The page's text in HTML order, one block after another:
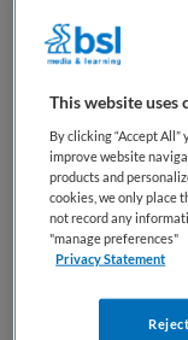
Laborant
Noordwest
HBO
Niet nader
This website uses
By clicking “Accept
improve website
products and
cookies, we only place
not record any
"manage preferences"
Privacy Statement
Reject